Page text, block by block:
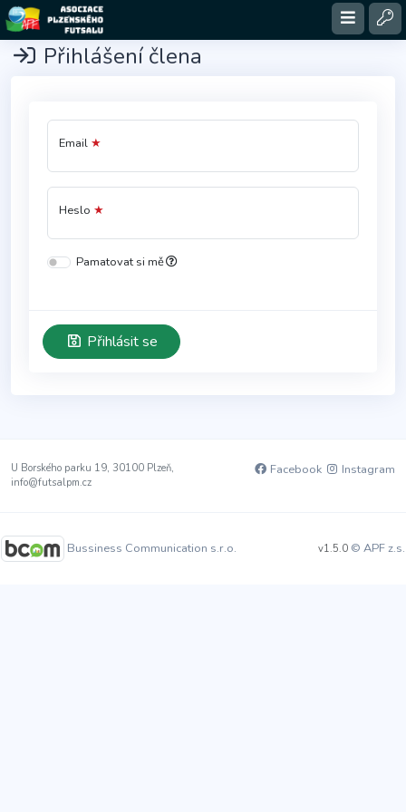
Přihlášení člena
Email
Heslo
Pamatovat si mě
Přihlásit se
U Borského parku 19, 30100 Plzeň,
info@futsalpm.cz
Facebook Instagram
Bussiness Communication s.r.o. v1.5.0 © APF z.s.